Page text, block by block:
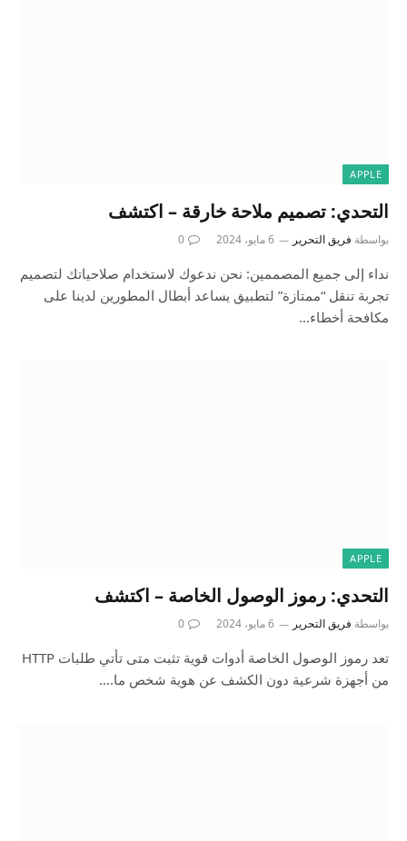
APPLE
التحدي: تصميم ملاحة خارقة – اكتشف
بواسطة فريق التحرير 6 مايو، 2024 0
نداء إلى جميع المصممين: نحن ندعوك لاستخدام صلاحياتك لتصميم
تجربة تنقل “ممتازة” لتطبيق يساعد أبطال المطورين لدينا على
مكافحة أخطاء…
APPLE
التحدي: رموز الوصول الخاصة – اكتشف
بواسطة فريق التحرير 6 مايو، 2024 0
تعد رموز الوصول الخاصة أدوات قوية تثبت متى تأتي طلبات HTTP
من أجهزة شرعية دون الكشف عن هوية شخص ما.…